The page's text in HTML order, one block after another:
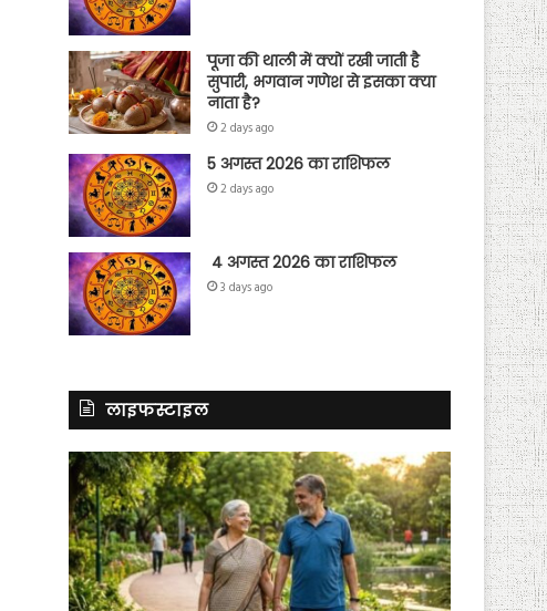
पूजा की थाली में क्यों रखी जाती है
सुपारी, भगवान गणेश से इसका क्या
नाता है?
2 days ago
5 अगस्त 2026 का राशिफल
2 days ago
4 अगस्त 2026 का राशिफल
3 days ago
लाइफस्टाइल